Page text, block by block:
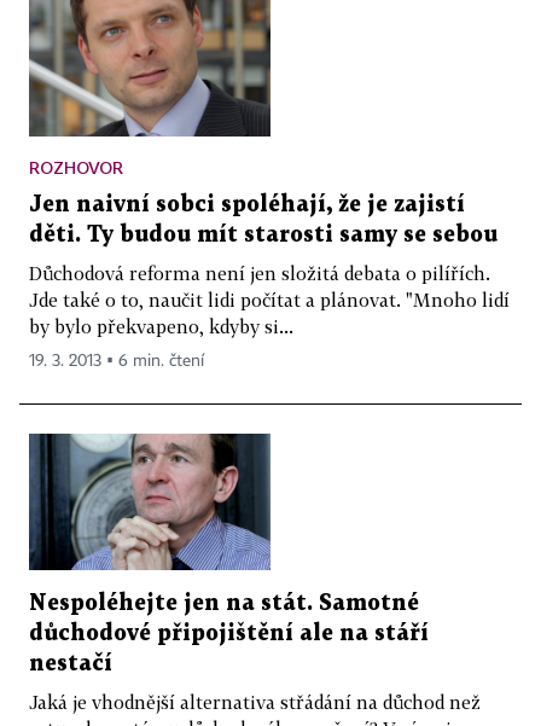
ROZHOVOR
Jen naivní sobci spoléhají, že je zajistí
děti. Ty budou mít starosti samy se sebou
Důchodová reforma není jen složitá debata o pilířích.
Jde také o to, naučit lidi počítat a plánovat. "Mnoho lidí
by bylo překvapeno, kdyby si...
19. 3. 2013 ▪ 6 min. čtení
Nespoléhejte jen na stát. Samotné
důchodové připojištění ale na stáří
nestačí
Jaká je vhodnější alternativa střádání na důchod než